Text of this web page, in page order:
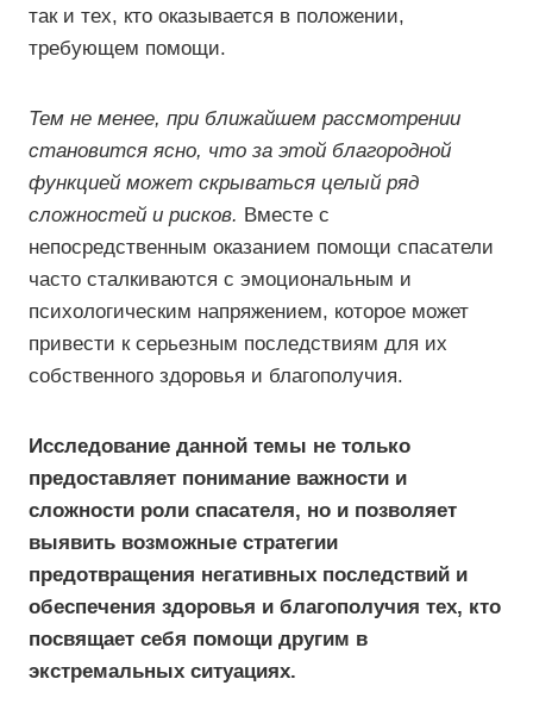
так и тех, кто оказывается в положении,
требующем помощи.
Тем не менее, при ближайшем рассмотрении
становится ясно, что за этой благородной
функцией может скрываться целый ряд
сложностей и рисков. Вместе с
непосредственным оказанием помощи спасатели
часто сталкиваются с эмоциональным и
психологическим напряжением, которое может
привести к серьезным последствиям для их
собственного здоровья и благополучия.
Исследование данной темы не только
предоставляет понимание важности и
сложности роли спасателя, но и позволяет
выявить возможные стратегии
предотвращения негативных последствий и
обеспечения здоровья и благополучия тех, кто
посвящает себя помощи другим в
экстремальных ситуациях.